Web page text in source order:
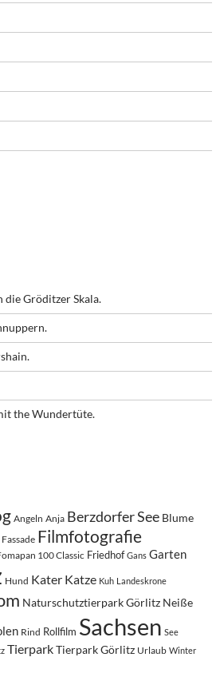
Gröditzer Skala.
the Wundertüte.
Angeln Anja Berzdorfer See Blume
Fassade Filmfotografie
100 Classic Friedhof Gans Garten
Hund Kater Katze Kuh Landeskrone
Naturschutztierpark Görlitz Neiße
Rind Rollfilm Sachsen See
TierparkTierpark Görlitz Urlaub Winter